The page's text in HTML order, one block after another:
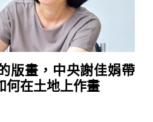
版畫，中央謝佳娟帶
何在土地上作畫